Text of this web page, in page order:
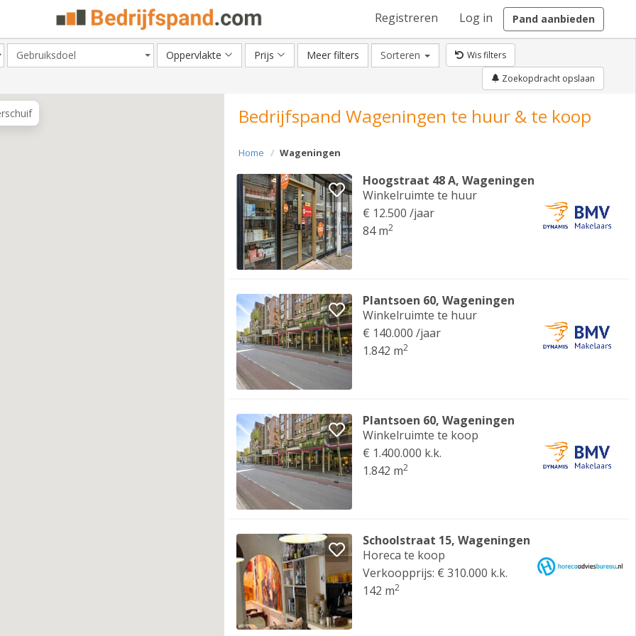
Registreren Log in Pand aanbieden
Gebruiksdoel Oppervlakte Prijs Meer filters Sorteren
Wis filters
Zoekopdracht opslaan
Bedrijfspand Wageningen te huur & te koop
Home Wageningen
Hoogstraat 48 A, Wageningen
Winkelruimte te huur
€ 12.500 /jaar
84 m2
Plantsoen 60, Wageningen
Winkelruimte te huur
€ 140.000 /jaar
1.842 m2
Plantsoen 60, Wageningen
Winkelruimte te koop
€ 1.400.000 k.k.
1.842 m2
Schoolstraat 15, Wageningen
Horeca te koop
Verkoopprijs: € 310.000 k.k.
142 m2